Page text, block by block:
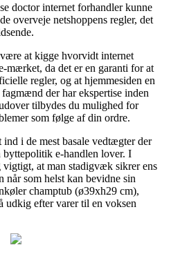
doctor internet forhandler kunne
overveje netshoppens regler, det
at kigge hvorvidt internet
mærket, da det er en garanti for at
regler, og at hjemmesiden en
der har ekspertise inden
tilbydes du mulighed for
som følge af din ordre.
i de mest basale vedtægter der
e-handlen lover. I
at man stadigvæk sikrer ens
når som helst kan bevidne sin
champtub (ø39xh29 cm),
udkig efter varer til en voksen